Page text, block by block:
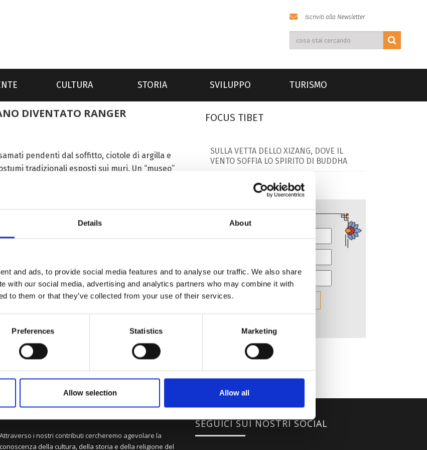
Details About
and ads, to provide social media features and to analyse our traffic. We also share
with our social media, advertising and analytics partners who may combine it with
to them or that they’ve collected from your use of their services.
Preferences Statistics Marketing
Allow selection Allow all
Iscriviti alla Newsletter
CULTURA STORIA SVILUPPO TURISMO
DIVENTATO RANGER
pendenti dal soffitto, ciotole di argilla e
tradizionali esposti sui muri. Un “museo”
FOCUS TIBET
SULLA VETTA DELLO XIZANG, DOVE IL
VENTO SOFFIA LO SPIRITO DI BUDDHA
Attraverso i nostri contributi cercheremo agevolare la
conoscenza della cultura, della storia e della religione del
SEGUICI SUI NOSTRI SOCIAL